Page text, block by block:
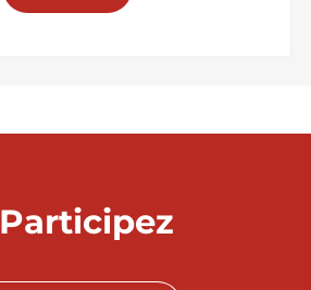
Participez